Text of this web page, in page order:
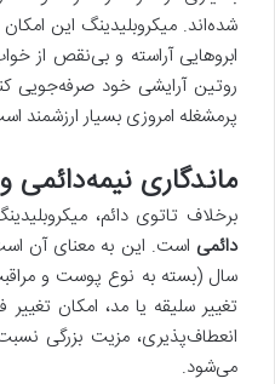
شده‌اند. میکروبلیدینگ این
ابروهایی آراسته و بی‌نقص از
روتین آرایشی خود صرفه‌جویی
پرمشغله امروزی بسیار ارزشمند
ماندگاری نیمه‌دائمی
برخلاف تاتوی دائم،
دائمی
سال (بسته به نوع پوست و
تغییر سلیقه یا مد، امکان
انعطاف‌پذیری، مزیت بزرگی
می‌شود.